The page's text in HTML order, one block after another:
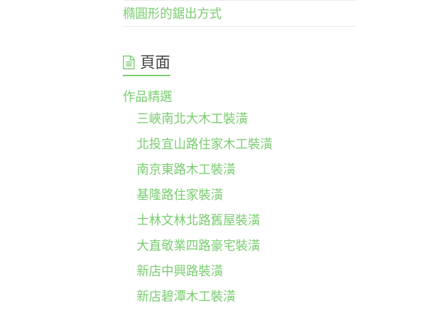
橢圓形的鋸出方式
頁面
作品精選
三峽南北大木工裝潢
北投宜山路住家木工裝潢
南京東路木工裝潢
基隆路住家裝潢
士林文林北路舊屋裝潢
大直敬業四路豪宅裝潢
新店中興路裝潢
新店碧潭木工裝潢